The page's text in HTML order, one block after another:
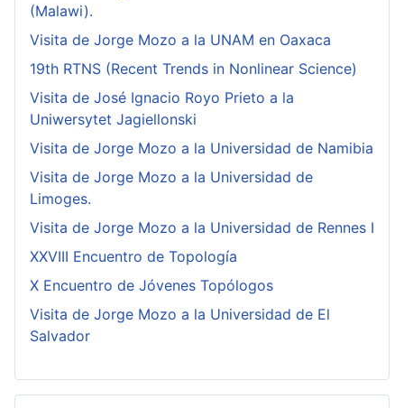
(Malawi).
Visita de Jorge Mozo a la UNAM en Oaxaca
19th RTNS (Recent Trends in Nonlinear Science)
Visita de José Ignacio Royo Prieto a la
Uniwersytet Jagiellonski
Visita de Jorge Mozo a la Universidad de Namibia
Visita de Jorge Mozo a la Universidad de
Limoges.
Visita de Jorge Mozo a la Universidad de Rennes I
XXVIII Encuentro de Topología
X Encuentro de Jóvenes Topólogos
Visita de Jorge Mozo a la Universidad de El
Salvador